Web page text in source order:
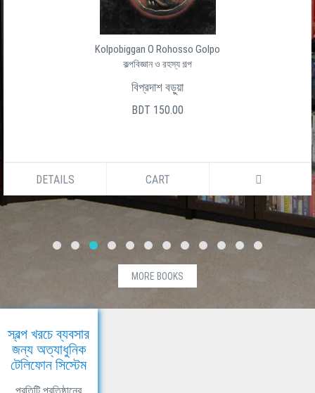
Kolpobiggan O Rohosso Golpo
কল্পবিজ্ঞান ও রহস্য গল্প
বিপ্রদাশ বড়ুয়া
BDT 150.00
DETAILS CART
MORE BOOKS
স্বল্প খরচে ব্যবসার
জন্য অত্যাধুনিক
টেলিফোন সিস্টেম